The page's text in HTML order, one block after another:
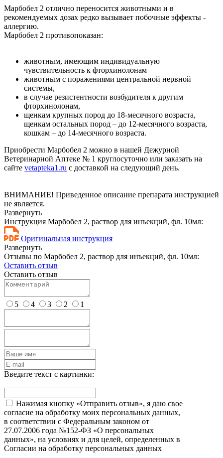
Марбобел 2 отлично переносится животными и в
рекомендуемых дозах редко вызывает побочные эффекты -
аллергию.
Марбобел 2 противопоказан:
животным, имеющим индивидуальную
чувствительность к фторхинолонам
животным с поражениями центральной нервной
системы,
в случае резистентности возбудителя к другим
фторхинолонам,
щенкам крупных пород до 18-месячного возраста,
щенкам остальных пород – до 12-месячного возраста,
кошкам – до 14-месячного возраста.
Приобрести Марбобел 2 можно в нашей Дежурной
Ветеринарной Аптеке № 1 круглосуточно или заказать на
сайте vetapteka1.ru с доставкой на следующий день.
ВНИМАНИЕ! Приведенное описание препарата инструкцией
не является.
Развернуть
Инструкция Марбобел 2, раствор для инъекций, фл. 10мл:
Оригинальная инструкция
Развернуть
Отзывы по Марбобел 2, раствор для инъекций, фл. 10мл:
Оставить отзыв
Оставить отзыв
5 4 3 2 1
Введите текст с картинки:
Нажимая кнопку «Отправить отзыв», я даю свое
согласие на обработку моих персональных данных,
в соответствии с Федеральным законом от
27.07.2006 года №152-ФЗ «О персональных
данных», на условиях и для целей, определенных в
Согласии на обработку персональных данных